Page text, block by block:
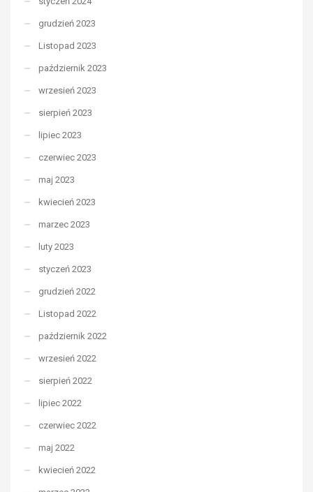
grudzień 2023
Listopad 2023
październik 2023
wrzesień 2023
sierpień 2023
lipiec 2023
czerwiec 2023
maj 2023
kwiecień 2023
marzec 2023
luty 2023
styczeń 2023
grudzień 2022
Listopad 2022
październik 2022
wrzesień 2022
sierpień 2022
lipiec 2022
czerwiec 2022
maj 2022
kwiecień 2022